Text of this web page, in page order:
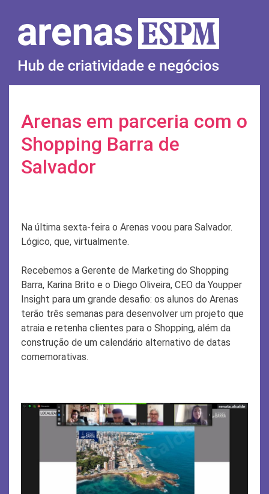
content
Arenas em parceria com o
Shopping Barra de
Salvador
Na última sexta-feira o Arenas voou para Salvador.
Lógico, que, virtualmente.
Recebemos a Gerente de Marketing do Shopping
Barra, Karina Brito e o Diego Oliveira, CEO da Youpper
Insight para um grande desafio: os alunos do Arenas
terão três semanas para desenvolver um projeto que
atraia e retenha clientes para o Shopping, além da
construção de um calendário alternativo de datas
comemorativas.